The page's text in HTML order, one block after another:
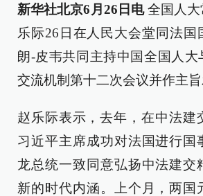
新华社北京6月26日电全国人大
乐际26日在人民大会堂同法国
朗-皮韦共同主持中国全国人大
交流机制第十二次会议并作主旨
赵乐际表示，去年，在中法建
习近平主席成功对法国进行国
龙总统一致同意弘扬中法建交
新的时代内涵。上个月，两国